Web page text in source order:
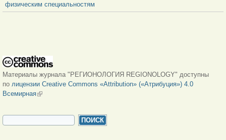
физическим специальностям
Материалы журнала "РЕГИОНОЛОГИЯ REGIONOLOGY" доступны
по лицензии Creative Commons «Attribution» («Атрибуция») 4.0
Всемирная(внешняя ссылка)
ФОРМА ПОИСКА